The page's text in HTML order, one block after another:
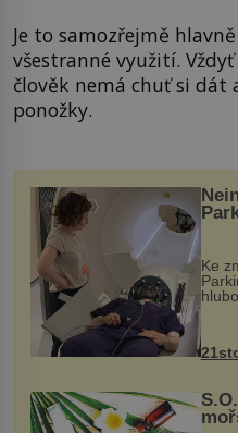
Je to samozřejmě
všestranné využití.
člověk nemá chuť si dát
ponožky.
Ke
však
k